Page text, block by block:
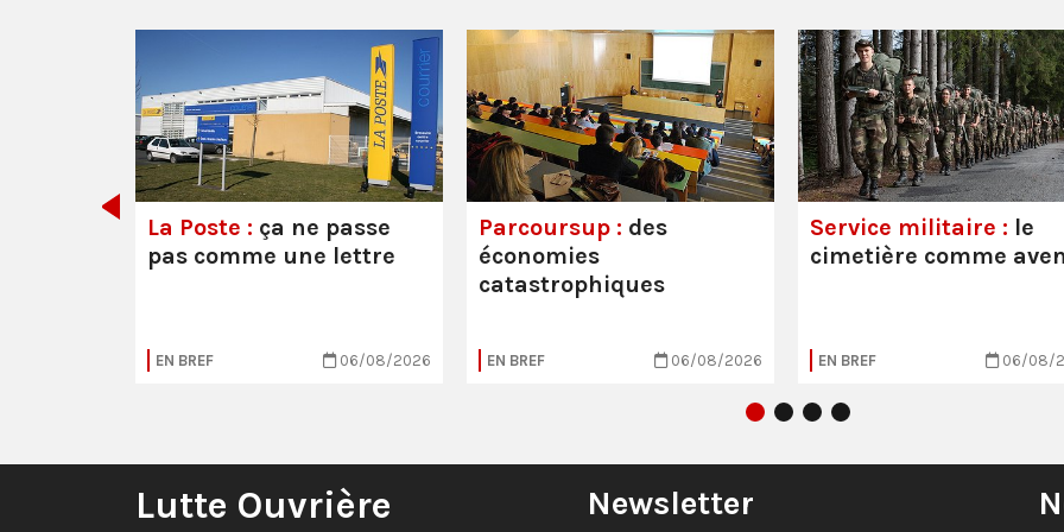
La Poste : ça ne passe
pas comme une lettre
EN BREF 06/08/2026
Parcoursup : des
économies
catastrophiques
EN BREF 06/08/2026
Service militaire : le
cimetière comme
EN BREF 06/08/
Lutte Ouvrière Newsletter